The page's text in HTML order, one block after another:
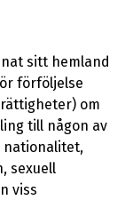
sitt hemland
förföljelse
om
till någon av
nationalitet,
sexuell
viss